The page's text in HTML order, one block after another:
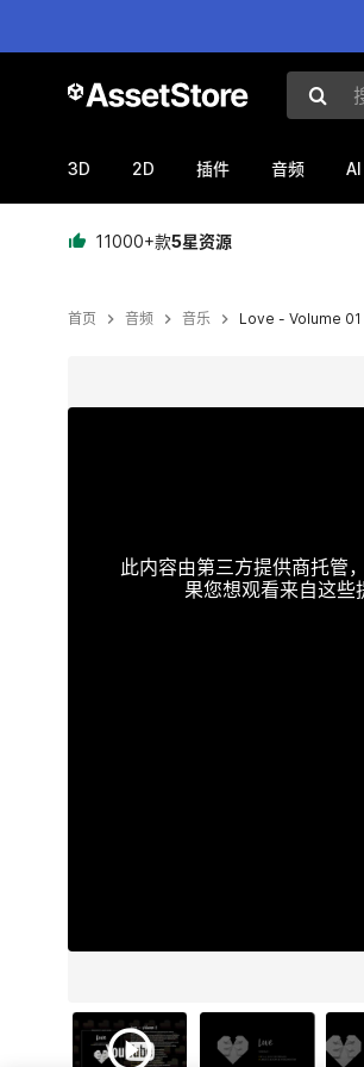
搜索资
3D 2D 插件 音频 AI
11000+款5星资源
首页 音频 音乐 Love - Volume 01
此内容由第三方提供商托管
果您想观看来自这些